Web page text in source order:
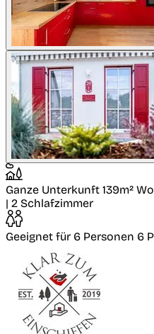
Ganze Unterkunft 139m²
| 2 Schlafzimmer
Geeignet für 6 Personen 6